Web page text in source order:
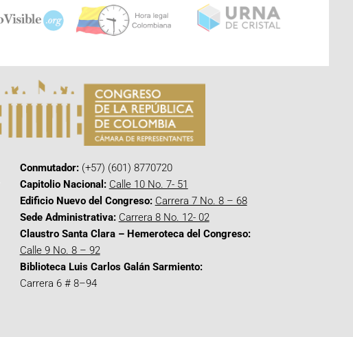
Conmutador:(+57) (601) 8770720
Capitolio Nacional: Calle 10 No. 7- 51
Edificio Nuevo del Congreso: Carrera 7 No. 8 – 68
Sede Administrativa: Carrera 8 No. 12- 02
Claustro Santa Clara – Hemeroteca del Congreso:
Calle 9 No. 8 – 92
Biblioteca Luis Carlos Galán Sarmiento:
Carrera 6 # 8–94